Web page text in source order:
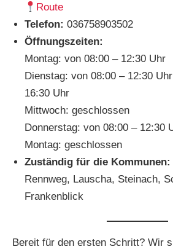
Route
Telefon: 036758903502
Öffnungszeiten:
Montag: von 08:00 – 12:30 Uhr
Dienstag: von 08:00 – 12:30
16:30 Uhr
Mittwoch: geschlossen
Donnerstag: von 08:00 – 12:30
Montag: geschlossen
Zuständig für die Kommunen:
Rennweg, Lauscha, Steinach,
Frankenblick
Bereit für den ersten Schritt? Wir